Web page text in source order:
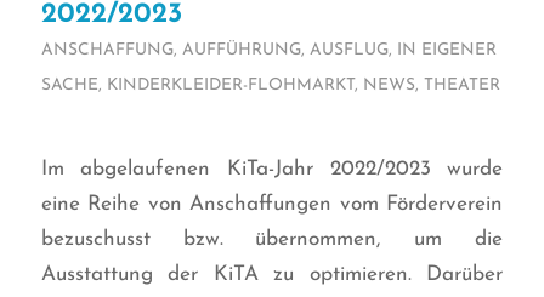
2022/2023
ANSCHAFFUNG, AUFFÜHRUNG, AUSFLUG, IN EIGENER
SACHE, KINDERKLEIDER-FLOHMARKT , NEWS, THEATER
Im abgelaufenen KiTa-Jahr 2022/2023 wurde
eine Reihe von Anschaffungen vom Förderverein
bezuschusst bzw. übernommen, um die
Ausstattung der KiTA zu optimieren. Darüber